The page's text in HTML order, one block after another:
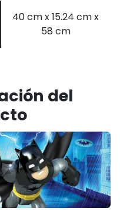
40 cm x 15.24 cm x
58 cm
del